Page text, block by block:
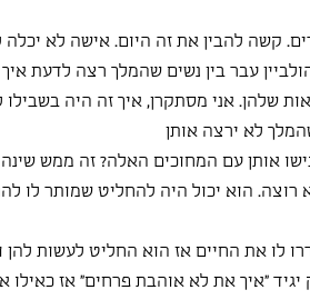
קשה להבין את זה היום. אישה לא
עבר בין נשים שהמלך רצה לדעת
שלהן. אני מסתקרן, איך זה היה
לא ירצה אותן
אותן עם המחוכים האלה? זה ממש שינה
הוא יכול היה להחליט שמותר לו
לו את החיים אז הוא החליט לעשות